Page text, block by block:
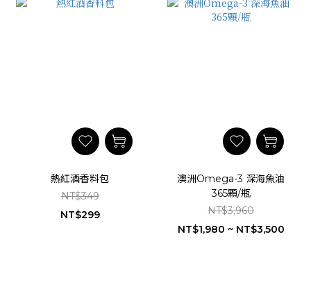
熱紅酒香料包
NT$349
NT$299
澳洲Omega-3 深海魚油
365顆/瓶
NT$3,960
NT$1,980 ~ NT$3,500